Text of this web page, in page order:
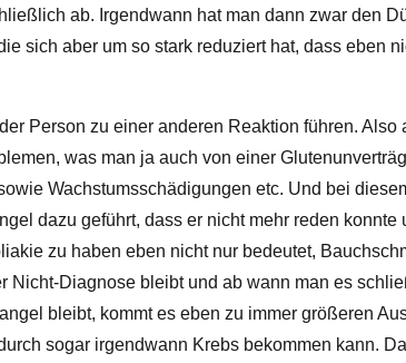
ab. Irgendwann hat man dann zwar den
sich aber um so stark reduziert hat, dass eben
Person zu einer anderen Reaktion führen. Also
was man ja auch von einer
Wachstumsschädigungen etc. Und bei
dazu geführt, dass er nicht mehr reden konnte
zu haben eben nicht nur bedeutet,
Nicht-Diagnose bleibt und ab wann man es
bleibt, kommt es eben zu immer größeren
sogar irgendwann Krebs bekommen kann.